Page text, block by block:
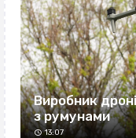
Виробник
з румунами
13:07